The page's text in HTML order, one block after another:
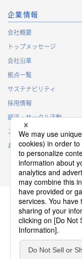
企業情報
会社概要
トップメッセージ
会社沿革
拠点一覧
サステナビリティ
採用情報
部活・サークル活動
スポンサー活動
お問い合わせ
プライバ
ソーシャルメディアポリ